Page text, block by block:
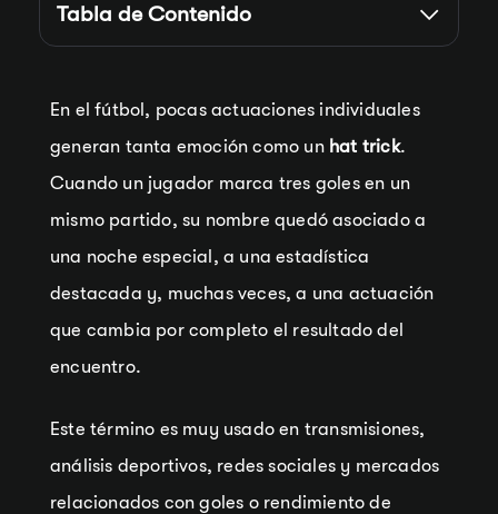
Tabla de Contenido
En el fútbol, pocas actuaciones individuales
generan tanta emoción como un hat trick.
Cuando un jugador marca tres goles en un
mismo partido, su nombre quedó asociado a
una noche especial, a una estadística
destacada y, muchas veces, a una actuación
que cambia por completo el resultado del
encuentro.
Este término es muy usado en transmisiones,
análisis deportivos, redes sociales y mercados
relacionados con goles o rendimiento de